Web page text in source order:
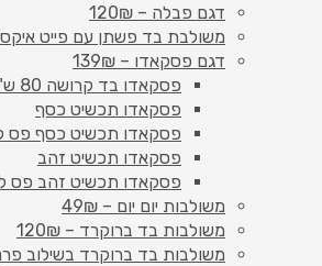
דגם פבלה – 120₪
משולבת בד פשתן עם פייט איקס –
דגם פסקאדו – 139₪
פסקאדו בד קרושה 80 ש"ח
פסקאדו תכשיט כסף
פסקאדו תכשיט כסף פס
פסקאדו תכשיט זהב
פסקאדו תכשיט זהב פס
משולבות יום יום – 49₪
משולבות בד ברוקרד – 120₪
משולבות בד ברוקרד בשילוב פרנז